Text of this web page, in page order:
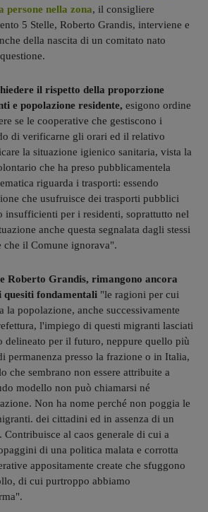
persone nella zona, il consigliere
5 Stelle, Roberto Grandis, interviene e
della nascita di un comitato nato
il rispetto della proporzione
e popolazione residente, esigono ordine
se le cooperative che gestiscono i
di verificarne gli orari ed il relativo
la situazione igienico sanitaria, vista la
che ha preso pubblicamentela
riguarda i trasporti: essendo
che usufruisce dei trasporti pubblici
insufficienti per i residenti, soprattutto nel
anche questa segnalata dagli stessi
che il Comune ignorava".
Roberto Grandis, rimangono ancora
quesiti fondamentali "le ragioni per cui
la popolazione, anche successivamente
l'impiego di questi migranti lasciati
delineato per il futuro, neppure quello più
permanenza presso la frazione o in Italia,
che sembrano non essere attribuite a
modello non può chiamarsi né
Non ha nome perché non poggia le
dei cittadini ed in assenza di un
al caos generale di cui a
di una politica malata e corrotta
appositamente create che sfuggono
di cui purtroppo abbiamo